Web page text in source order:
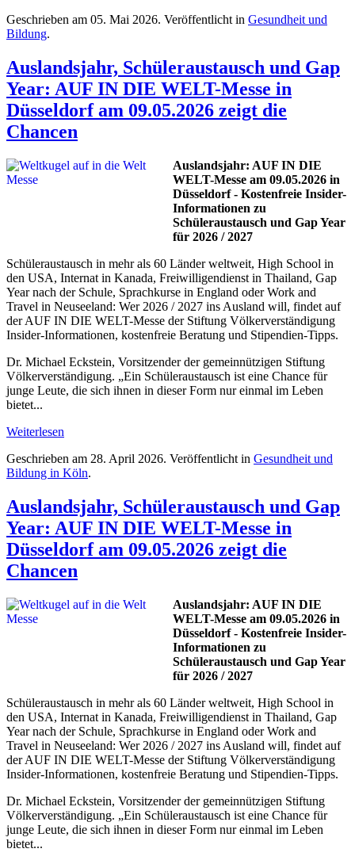
Geschrieben am 05. Mai 2026. Veröffentlicht in Gesundheit und
Bildung.
Auslandsjahr, Schüleraustausch und Gap
Year: AUF IN DIE WELT-Messe in
Düsseldorf am 09.05.2026 zeigt die
Chancen
Auslandsjahr: AUF IN DIE
WELT-Messe am 09.05.2026 in
Düsseldorf - Kostenfreie Insider-
Informationen zu
Schüleraustausch und Gap Year
für 2026 / 2027
Schüleraustausch in mehr als 60 Länder weltweit, High School in
den USA, Internat in Kanada, Freiwilligendienst in Thailand, Gap
Year nach der Schule, Sprachkurse in England oder Work and
Travel in Neuseeland: Wer 2026 / 2027 ins Ausland will, findet auf
der AUF IN DIE WELT-Messe der Stiftung Völkerverständigung
Insider-Informationen, kostenfreie Beratung und Stipendien-Tipps.
Dr. Michael Eckstein, Vorsitzender der gemeinnützigen Stiftung
Völkerverständigung. „Ein Schüleraustausch ist eine Chance für
junge Leute, die sich ihnen in dieser Form nur einmal im Leben
bietet...
Weiterlesen
Geschrieben am 28. April 2026. Veröffentlicht in Gesundheit und
Bildung in Köln.
Auslandsjahr, Schüleraustausch und Gap
Year: AUF IN DIE WELT-Messe in
Düsseldorf am 09.05.2026 zeigt die
Chancen
Auslandsjahr: AUF IN DIE
WELT-Messe am 09.05.2026 in
Düsseldorf - Kostenfreie Insider-
Informationen zu
Schüleraustausch und Gap Year
für 2026 / 2027
Schüleraustausch in mehr als 60 Länder weltweit, High School in
den USA, Internat in Kanada, Freiwilligendienst in Thailand, Gap
Year nach der Schule, Sprachkurse in England oder Work and
Travel in Neuseeland: Wer 2026 / 2027 ins Ausland will, findet auf
der AUF IN DIE WELT-Messe der Stiftung Völkerverständigung
Insider-Informationen, kostenfreie Beratung und Stipendien-Tipps.
Dr. Michael Eckstein, Vorsitzender der gemeinnützigen Stiftung
Völkerverständigung. „Ein Schüleraustausch ist eine Chance für
junge Leute, die sich ihnen in dieser Form nur einmal im Leben
bietet...